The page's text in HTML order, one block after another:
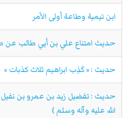
ابن تيمية وطاعة أولى الأمر
حديث امتناع علي بن أبي طالب عن
حديث : « كَذِب ابراهيم ثلاث كذبات »
حديث : تفضيل زيد بن عمرو بن
الله عليه وآله وسلم )